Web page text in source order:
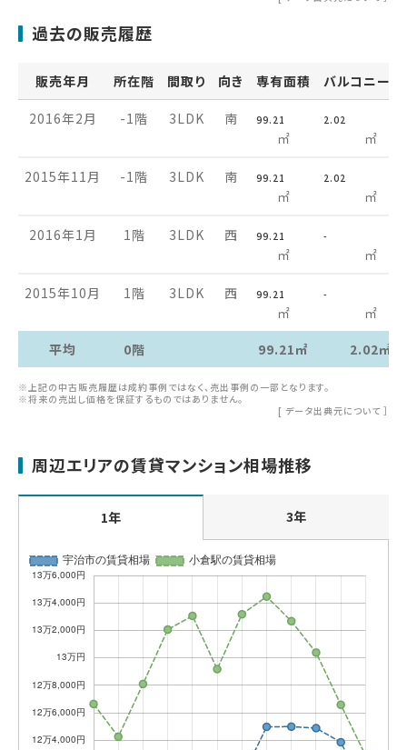
過去の販売履歴
販売年月 所在階 間取り 向き 専有面積 バルコニー
2016年2月 -1階 3LDK 南 99.21
㎡
2.02
㎡
2015年11月 -1階 3LDK 南 99.21
㎡
2.02
㎡
2016年1月 1階 3LDK 西 99.21
㎡
-
㎡
2015年10月 1階 3LDK 西 99.21
㎡
-
㎡
平均
0階 99.21㎡ 2.02㎡
※上記の中古販売履歴は成約事例ではなく、売出事例の一部となります。
※将来の売出し価格を保証するものではありません。
[ データ出典元について ］
周辺エリアの賃貸マンション相場推移
1年 3年